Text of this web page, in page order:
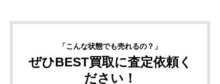
「こんな状態でも売れるの？」
ぜひBEST買取に査定依頼く
ださい！